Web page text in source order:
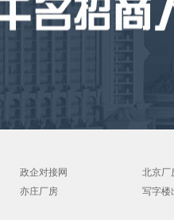
政企对接网
北京厂
亦庄厂房
写字楼